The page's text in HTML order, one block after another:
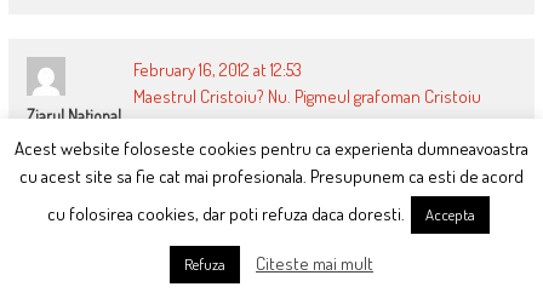
Ziarul National
February 16, 2012 at 12:53
Maestrul Cristoiu? Nu. Pigmeul grafoman Cristoiu
February 16, 2012 at 14:25
pai pana acuma numai presedintele se folosea de
poponeata prim-ministrului! “la naiba”. :)))) Acum si vre-un angajat
Acest website foloseste cookies pentru ca experienta dumneavoastra
cu acest site sa fie cat mai profesionala. Presupunem ca esti de acord
cu folosirea cookies, dar poti refuza daca doresti.
Accepta
Refuza Citeste mai mult